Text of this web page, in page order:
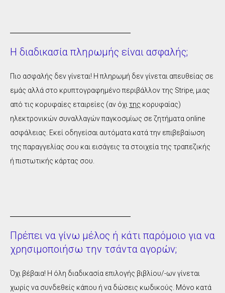
Η διαδικασία πληρωμής είναι ασφαλής;
Πιο ασφαλής δεν γίνεται! Η πληρωμή δεν γίνεται απευθείας σε
εμάς αλλά στο κρυπτογραφημένο περιβάλλον της Stripe, μιας
από τις κορυφαίες εταιρείες (αν όχι της κορυφαίας)
ηλεκτρονικών συναλλαγών παγκοσμίως σε ζητήματα online
ασφάλειας. Εκεί οδηγείσαι αυτόματα κατά την επιβεβαίωση
της παραγγελίας σου και εισάγεις τα στοιχεία της τραπεζικής
ή πιστωτικής κάρτας σου.
Πρέπει να γίνω μέλος ή κάτι παρόμοιο για να
χρησιμοποιήσω την τσάντα αγορών;
Όχι βέβαια! Η όλη διαδικασία επιλογής βιβλίου/-ων γίνεται
χωρίς να συνδεθείς κάπου ή να δώσεις κωδικούς. Μόνο κατά